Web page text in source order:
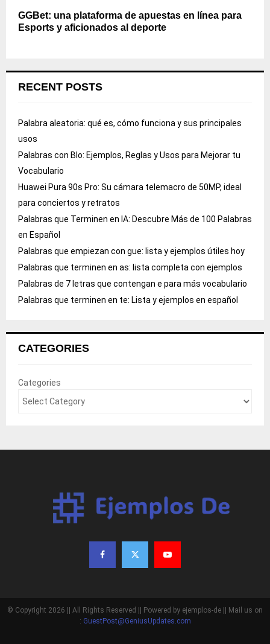
GGBet: una plataforma de apuestas en línea para
Esports y aficionados al deporte
RECENT POSTS
Palabra aleatoria: qué es, cómo funciona y sus principales
usos
Palabras con Blo: Ejemplos, Reglas y Usos para Mejorar tu
Vocabulario
Huawei Pura 90s Pro: Su cámara telemacro de 50MP, ideal
para conciertos y retratos
Palabras que Terminen en IA: Descubre Más de 100 Palabras
en Español
Palabras que empiezan con gue: lista y ejemplos útiles hoy
Palabras que terminen en as: lista completa con ejemplos
Palabras de 7 letras que contengan e para más vocabulario
Palabras que terminen en te: Lista y ejemplos en español
CATEGORIES
Categories
© Copyright 2026 || All Rights Reserved || Powered by ejemplos-de || Mail us on
: GuestPost@GeniusUpdates.com